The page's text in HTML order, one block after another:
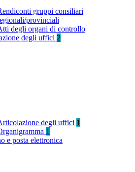
gruppi consiliari
provinciali
degli organi di controllo
degli uffici 2
degli uffici 1
1
e posta elettronica